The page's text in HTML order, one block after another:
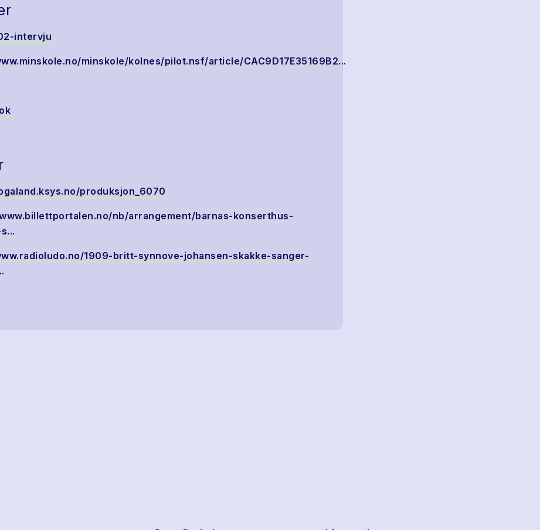
intervju
minskole/kolnes/pilot.nsf/article/CAC9D17E35169B2...
produksjon_6070
nb/arrangement/barnas-konserthus-
1909-britt-synnove-johansen-skakke-sanger-